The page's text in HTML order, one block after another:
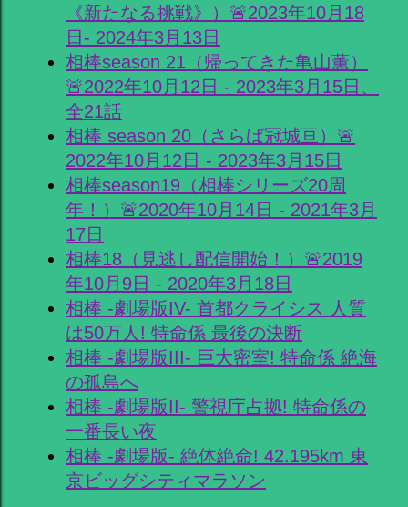
《新たなる挑戦》）🚨2023年10月18
日- 2024年3月13日
相棒season 21（帰ってきた亀山薫）
🚨2022年10月12日 - 2023年3月15日、
全21話
相棒 season 20（さらば冠城亘）🚨
2022年10月12日 - 2023年3月15日
相棒season19（相棒シリーズ20周
年！）🚨2020年10月14日 - 2021年3月
17日
相棒18（見逃し配信開始！）🚨2019
年10月9日 - 2020年3月18日
相棒 -劇場版IV- 首都クライシス 人質
は50万人! 特命係 最後の決断
相棒 -劇場版III- 巨大密室! 特命係 絶海
の孤島へ
相棒 -劇場版II- 警視庁占拠! 特命係の
一番長い夜
相棒 -劇場版- 絶体絶命! 42.195km 東
京ビッグシティマラソン